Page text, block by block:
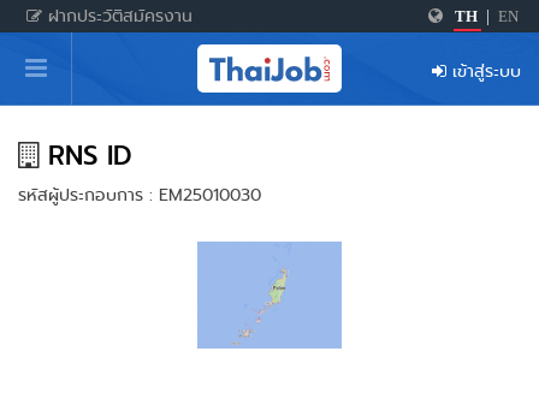
ฝากประวัติสมัครงาน TH EN
หน้าหลัก
ผู้สมัครงาน: เข้าสู่ระบบ
ฝากประวัติสมัครงาน
เกร็ดความรู้
เข้าสู่ระบบ
RNS ID
รหัสผู้ประกอบการ : EM25010030